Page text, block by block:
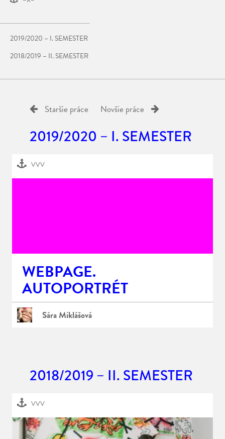
2019/2020 – I. SEMESTER
2018/2019 – II. SEMESTER
Staršie práce Novšie práce
2019/2020 – I. SEMESTER
VVV
WEBPAGE.
AUTOPORTRÉT
Sára Miklášová
2018/2019 – II. SEMESTER
VVV